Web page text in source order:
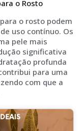
o Rosto
o rosto podem
uso contínuo. Os
pele mais
significativa
profunda
para uma
com que a